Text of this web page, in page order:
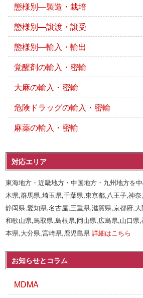
態様別―製造・栽培
態様別―譲渡・譲受
態様別―輸入・輸出
覚醒剤の輸入・密輸
大麻の輸入・密輸
危険ドラッグの輸入・密輸
麻薬の輸入・密輸
対応エリア
東海地方・近畿地方・中国地方・九州地方を
木県,群馬県,埼玉県,千葉県,東京都,八王子,神
静岡県,愛知県,名古屋,三重県,滋賀県,京都府,
和歌山県,鳥取県,島根県,岡山県,広島県,山口県
本県,大分県,宮崎県,鹿児島県詳細はこちら
お知らせとコラム
MDMA